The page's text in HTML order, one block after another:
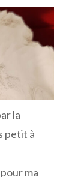
la
petit à
ma